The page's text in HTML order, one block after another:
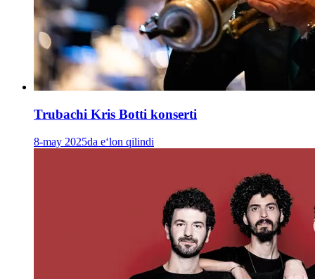
Trubachi Kris Botti konserti
8-may 2025da e‘lon qilindi